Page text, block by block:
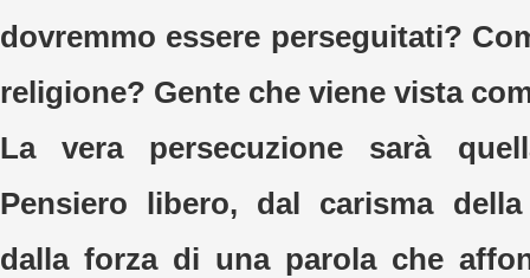
dovremmo essere perseguitati?
religione? Gente che viene vista
La vera persecuzione sarà
Pensiero libero, dal carisma
dalla forza di una parola che